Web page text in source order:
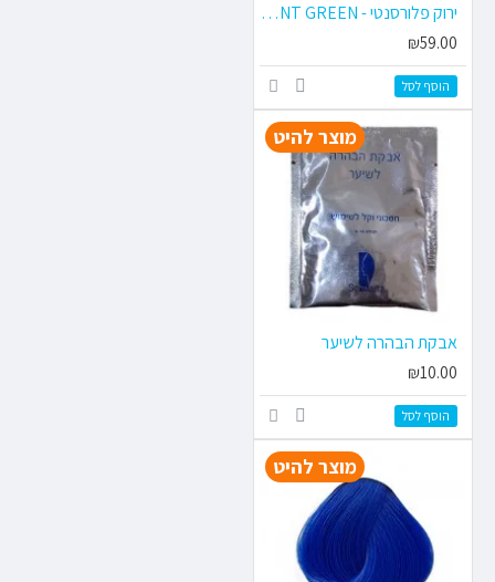
ירוק פלורסנטי - FLUORESCENT GREEN
₪59.00
הוסף לסל
מוצר להיט
אבקת הבהרה לשיער
₪10.00
הוסף לסל
מוצר להיט